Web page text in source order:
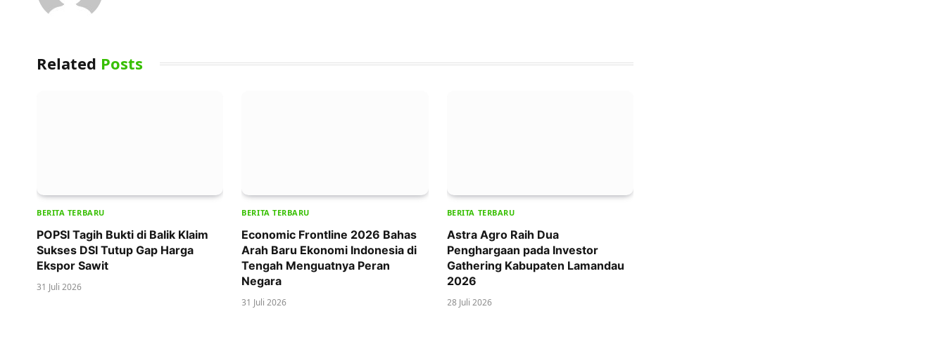
Related Posts
BERITA TERBARU
POPSI Tagih Bukti di Balik Klaim
Sukses DSI Tutup Gap Harga
Ekspor Sawit
31 Juli 2026
BERITA TERBARU
Economic Frontline 2026 Bahas
Arah Baru Ekonomi Indonesia di
Tengah Menguatnya Peran
Negara
31 Juli 2026
BERITA TERBARU
Astra Agro Raih Dua
Penghargaan pada Investor
Gathering Kabupaten Lamandau
2026
28 Juli 2026